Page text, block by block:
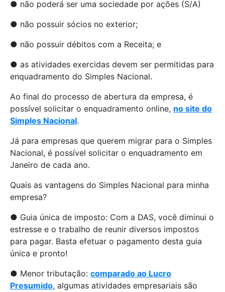
● não poderá ser uma sociedade por ações (S/A)
● não possuir sócios no exterior;
● não possuir débitos com a Receita; e
● as atividades exercidas devem ser permitidas para
enquadramento do Simples Nacional.
Ao final do processo de abertura da empresa, é
possível solicitar o enquadramento online, no site do
Simples Nacional.
Já para empresas que querem migrar para o Simples
Nacional, é possível solicitar o enquadramento em
Janeiro de cada ano.
Quais as vantagens do Simples Nacional para minha
empresa?
● Guia única de imposto: Com a DAS, você diminui o
estresse e o trabalho de reunir diversos impostos
para pagar. Basta efetuar o pagamento desta guia
única e pronto!
● Menor tributação: comparado ao Lucro
Presumido, algumas atividades empresariais são